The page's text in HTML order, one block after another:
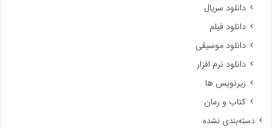
دانلود سریال
دانلود فیلم
دانلود موسیقی
دانلود نرم افزار
زیرنویس ها
کتاب و رمان
دسته‌بندی نشده